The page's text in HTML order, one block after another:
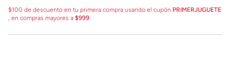
$100 de descuento en tu primera compra usando el cupón PRIMERJUGUETE
, en compras mayores a $999.